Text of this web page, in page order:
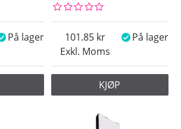
På lager
Exkl. Moms
101.85 På lager
KJØP